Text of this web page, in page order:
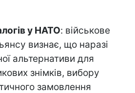
у НАТО: військове
визнає, що наразі
альтернативи для
знімків, вибору
замовлення